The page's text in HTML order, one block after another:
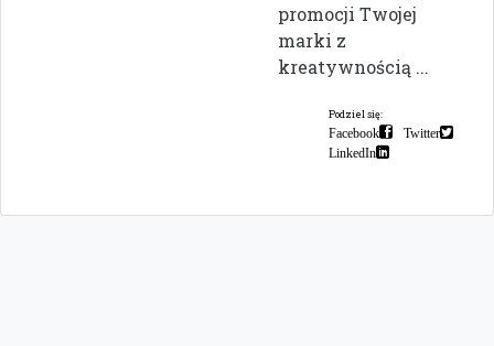
promocji Twojej
marki z
kreatywnością ...
Podziel się:
Facebook
Twitter
LinkedIn